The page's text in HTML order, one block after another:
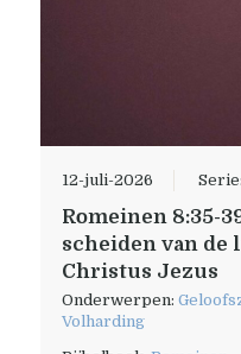
12-juli-2026 Serie:
Romeinen 8:35-
scheiden van de
Christus Jezus
Onderwerpen:
Volharding